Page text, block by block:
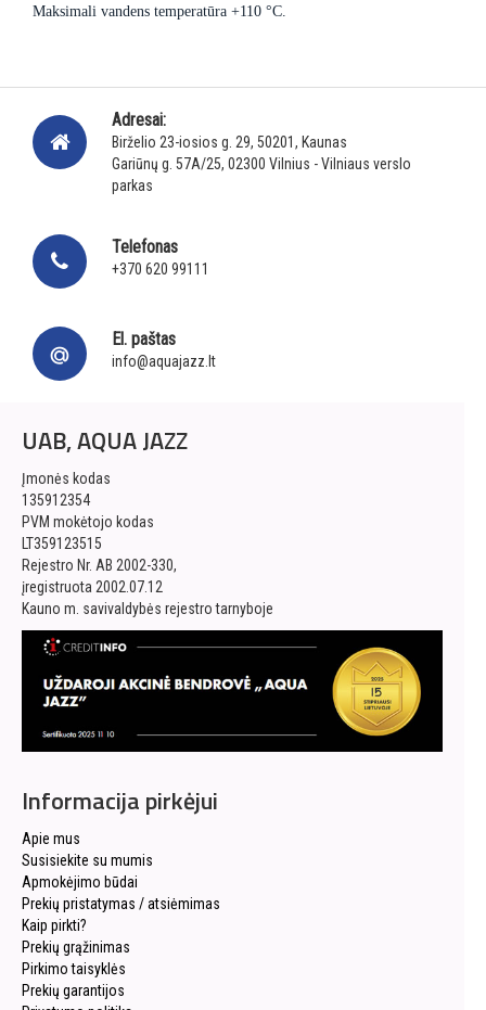
Maksimali vandens temperatūra +110 °C.
Adresai:
Birželio 23-iosios g. 29, 50201, Kaunas
Gariūnų g. 57A/25, 02300 Vilnius - Vilniaus verslo
parkas
Telefonas
+370 620 99111
El. paštas
info@aquajazz.lt
UAB, AQUA JAZZ
Įmonės kodas
135912354
PVM mokėtojo kodas
LT359123515
Rejestro Nr. AB 2002-330,
įregistruota 2002.07.12
Kauno m. savivaldybės rejestro tarnyboje
Informacija pirkėjui
Apie mus
Susisiekite su mumis
Apmokėjimo būdai
Prekių pristatymas / atsiėmimas
Kaip pirkti?
Prekių grąžinimas
Pirkimo taisyklės
Prekių garantijos